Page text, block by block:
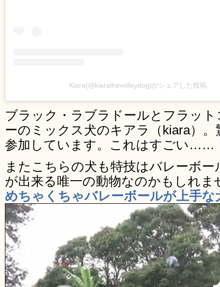
Kiara(@kiarathevolleydog)がシェアした投稿
ブラック・ラブラドールとフラッ
ーのミックス犬のキアラ（kiara）
参加しています。これはすごい……
またこちらの犬も特技はバレーボ
が出来る唯一の動物なのかもしれま
めちゃくちゃバレーボールが上手な